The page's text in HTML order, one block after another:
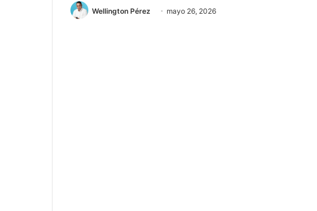
Wellington Pérez mayo 26, 2026